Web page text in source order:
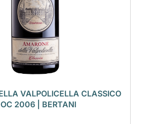
VALPOLICELLA CLASSICO
2006 | BERTANI